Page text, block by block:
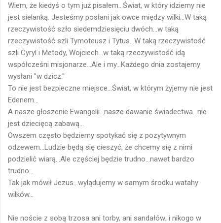
Wiem, że kiedyś o tym już pisałem...Świat, w który idziemy nie
jest sielanką. Jesteśmy posłani jak owce między wilki...W taką
rzeczywistość szło siedemdziesięciu dwóch...w taką
rzeczywistość szli Tymoteusz i Tytus...W taką rzeczywistość
szli Cyryl i Metody, Wojciech...w taką rzeczywistość idą
współcześni misjonarze...Ale i my...Każdego dnia zostajemy
wysłani "w dzicz."
To nie jest bezpieczne miejsce...Świat, w którym żyjemy nie jest
Edenem...
A nasze głoszenie Ewangelii...nasze dawanie świadectwa...nie
jest dziecięcą zabawą...
Owszem często będziemy spotykać się z pozytywnym
odzewem...Ludzie będą się cieszyć, że chcemy się z nimi
podzielić wiarą...Ale częściej będzie trudno...nawet bardzo
trudno...
Tak jak mówił Jezus...wylądujemy w samym środku watahy
wilków...
Nie noście z sobą trzosa ani torby, ani sandałów; i nikogo w